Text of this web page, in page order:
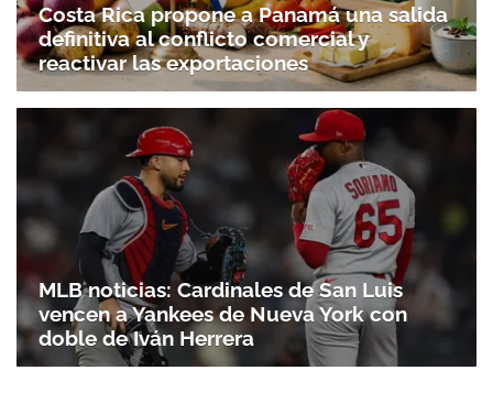
Costa Rica propone a Panamá una salida
definitiva al conflicto comercial y
reactivar las exportaciones
MLB noticias: Cardinales de San Luis
vencen a Yankees de Nueva York con
doble de Iván Herrera